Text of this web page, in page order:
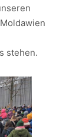
stehen.